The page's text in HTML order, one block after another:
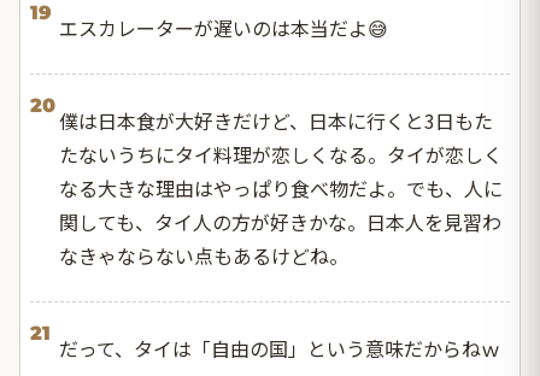
19
エスカレーターが遅いのは本当だよ😅
20
僕は日本食が大好きだけど、日本に行くと3日もた
たないうちにタイ料理が恋しくなる。タイが恋しく
なる大きな理由はやっぱり食べ物だよ。でも、人に
関しても、タイ人の方が好きかな。日本人を見習わ
なきゃならない点もあるけどね。
21
だって、タイは「自由の国」という意味だからねｗ